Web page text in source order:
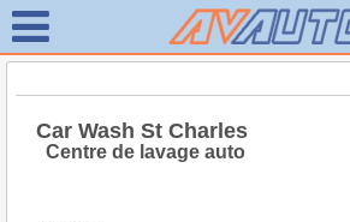
Car Wash St Charles
Centre de lavage auto